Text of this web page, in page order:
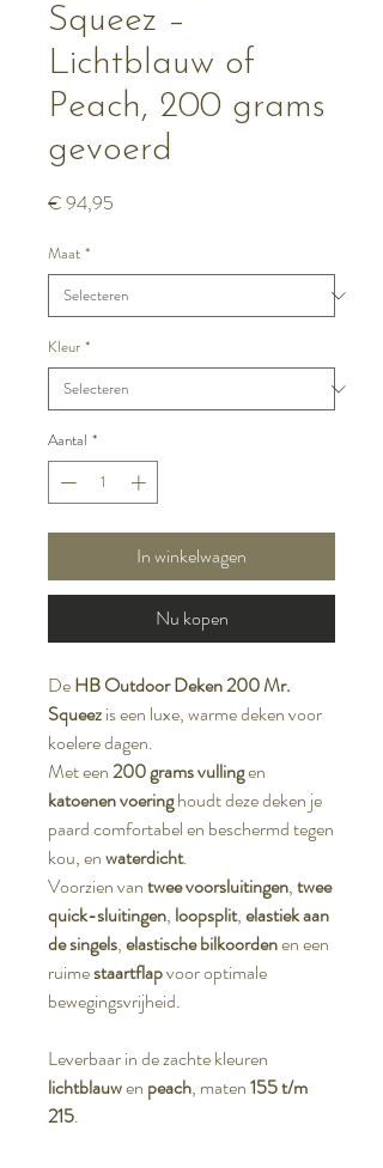
Squeez –
Lichtblauw of
Peach, 200 grams
gevoerd
€ 94,95
Maat *
Kleur *
Aantal *
In winkelwagen
Nu kopen
DeHB Outdoor Deken 200 Mr.
Squeezis een luxe, warme deken voor
koelere dagen.
Met een200 grams vullingen
katoenen voeringhoudt deze deken je
paard comfortabel en beschermd tegen
kou, enwaterdicht.
Voorzien vantwee voorsluitingen,twee
quick-sluitingen, loopsplit,elastiek aan
de singels,elastische bilkoordenen een
ruimestaartflapvoor optimale
bewegingsvrijheid.
Leverbaar in de zachte kleuren
lichtblauwen peach, maten155 t/m
215.